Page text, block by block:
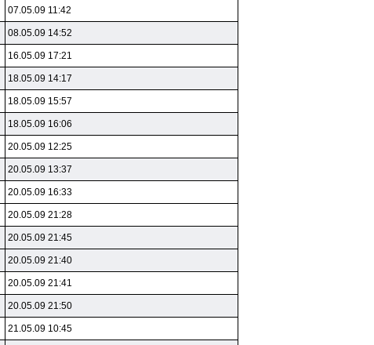
07.05.09 11:42
08.05.09 14:52
16.05.09 17:21
18.05.09 14:17
18.05.09 15:57
18.05.09 16:06
20.05.09 12:25
20.05.09 13:37
20.05.09 16:33
20.05.09 21:28
20.05.09 21:45
20.05.09 21:40
20.05.09 21:41
20.05.09 21:50
21.05.09 10:45